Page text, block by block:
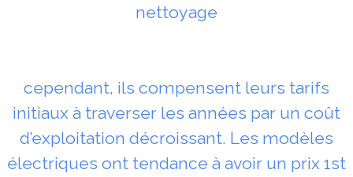
nettoyage
cependant, ils compensent leurs tarifs
initiaux à traverser les années par un coût
d’exploitation décroissant. Les modèles
électriques ont tendance à avoir un prix 1st